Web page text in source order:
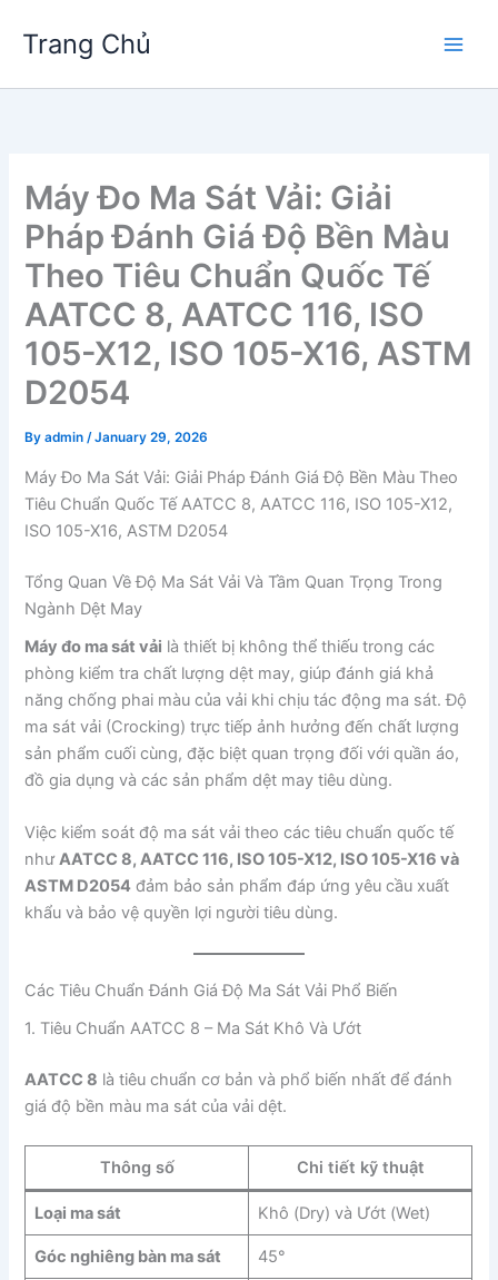
Trang Chủ
Máy Đo Ma Sát Vải: Giải
Pháp Đánh Giá Độ Bền Màu
Theo Tiêu Chuẩn Quốc Tế
AATCC 8, AATCC 116, ISO
105-X12, ISO 105-X16, ASTM
D2054
Byadmin/January 29, 2026
Máy Đo Ma Sát Vải: Giải Pháp Đánh Giá Độ Bền Màu Theo
Tiêu Chuẩn Quốc Tế AATCC 8, AATCC 116, ISO 105-X12,
ISO 105-X16, ASTM D2054
Tổng Quan Về Độ Ma Sát Vải Và Tầm Quan Trọng Trong
Ngành Dệt May
Máy đo ma sát vải là thiết bị không thể thiếu trong các
phòng kiểm tra chất lượng dệt may, giúp đánh giá khả
năng chống phai màu của vải khi chịu tác động ma sát. Độ
ma sát vải (Crocking) trực tiếp ảnh hưởng đến chất lượng
sản phẩm cuối cùng, đặc biệt quan trọng đối với quần áo,
đồ gia dụng và các sản phẩm dệt may tiêu dùng.
Việc kiểm soát độ ma sát vải theo các tiêu chuẩn quốc tế
nhưAATCC 8, AATCC 116, ISO 105-X12, ISO 105-X16 và
ASTM D2054 đảm bảo sản phẩm đáp ứng yêu cầu xuất
khẩu và bảo vệ quyền lợi người tiêu dùng.
Các Tiêu Chuẩn Đánh Giá Độ Ma Sát Vải Phổ Biến
1. Tiêu Chuẩn AATCC 8 – Ma Sát Khô Và Ướt
AATCC 8 là tiêu chuẩn cơ bản và phổ biến nhất để đánh
giá độ bền màu ma sát của vải dệt.
Thông số Chi tiết kỹ thuật
Loại ma sát Khô (Dry) và Ướt (Wet)
Góc nghiêng bàn ma sát 45°